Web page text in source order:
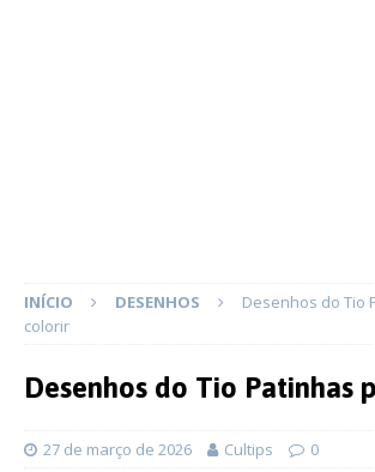
INÍCIO DESENHOS
Desenhos do Tio
colorir
Desenhos do Tio Patinhas
27 de março de 2026 Cultips 0